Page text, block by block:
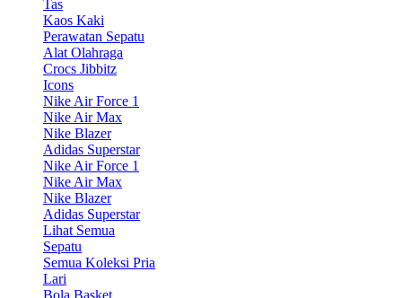
Tas
Kaos Kaki
Perawatan Sepatu
Alat Olahraga
Crocs Jibbitz
Icons
Nike Air Force 1
Nike Air Max
Nike Blazer
Adidas Superstar
Nike Air Force 1
Nike Air Max
Nike Blazer
Adidas Superstar
Lihat Semua
Sepatu
Semua Koleksi Pria
Lari
Bola Basket